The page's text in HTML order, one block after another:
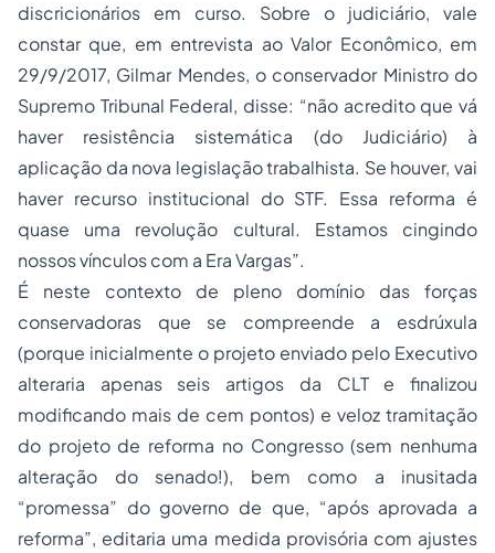
discricionários em curso. Sobre o judiciário, vale
constar que, em entrevista ao Valor Econômico, em
29/9/2017, Gilmar Mendes, o conservador Ministro do
Supremo Tribunal Federal, disse: “não acredito que vá
haver resistência sistemática (do Judiciário) à
aplicação da nova legislação trabalhista. Se houver, vai
haver recurso institucional do STF. Essa reforma é
quase uma revolução cultural. Estamos cingindo
nossos vínculos com a Era Vargas”.
É neste contexto de pleno domínio das forças
conservadoras que se compreende a esdrúxula
(porque inicialmente o projeto enviado pelo Executivo
alteraria apenas seis artigos da CLT e finalizou
modificando mais de cem pontos) e veloz tramitação
do projeto de reforma no Congresso (sem nenhuma
alteração do senado!), bem como a inusitada
“promessa” do governo de que, “após aprovada a
reforma”, editaria uma medida provisória com ajustes